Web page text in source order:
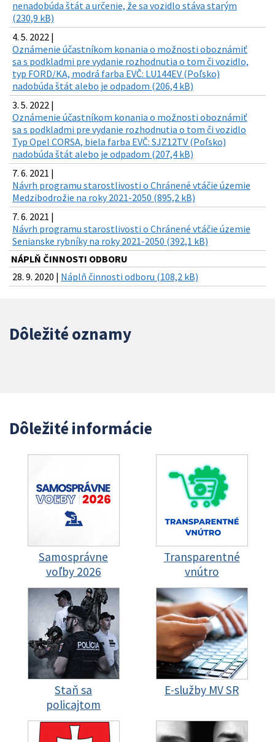
nenadobúda štát a určenie, že sa vozidlo stáva starým
(230,9 kB)
4. 5. 2022 |
Oznámenie účastníkom konania o možnosti oboznámiť
sa s podkladmi pre vydanie rozhodnutia o tom či vozidlo,
typ FORD/KA, modrá farba EVČ: LU144EV (Poľsko)
nadobúda štát alebo je odpadom (206,4 kB)
3. 5. 2022 |
Oznámenie účastníkom konania o možnosti oboznámiť
sa s podkladmi pre vydanie rozhodnutia o tom či vozidlo
Typ Opel CORSA, biela farba EVČ: SJZ12TV (Poľsko)
nadobúda štát alebo je odpadom (207,4 kB)
7. 6. 2021 |
Návrh programu starostlivosti o Chránené vtáčie územie
Medzibodrožie na roky 2021-2050 (895,2 kB)
7. 6. 2021 |
Návrh programu starostlivosti o Chránené vtáčie územie
Senianske rybníky na roky 2021-2050 (392,1 kB)
NÁPLŇ ČINNOSTI ODBORU
28. 9. 2020 | Náplň činnosti odboru (108,2 kB)
Dôležité oznamy
Dôležité informácie
Samosprávne
voľby 2026
Transparentné
vnútro
Staň sa
policajtom
E-služby MV SR